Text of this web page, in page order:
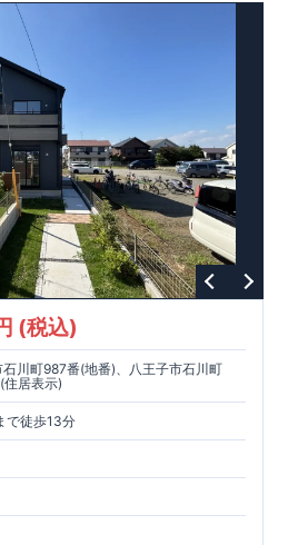
に
取得】
者機関が評価しています。
た図面通りに施工されているか、建
が行われます。
検査した上で、品質を保証していま
ート】
(税込)
川町987番(地番)、八王子市石川町
居表示)
で徒歩13分